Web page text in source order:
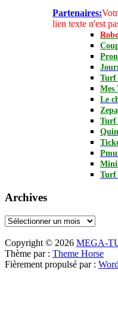
Partenaires:
lien texte n'est
Turf
Mes
Le
Turf
Turf
Archives
Archives
Copyright © 2026 MEGA-
Thème par : Theme Horse
Fièrement propulsé par :